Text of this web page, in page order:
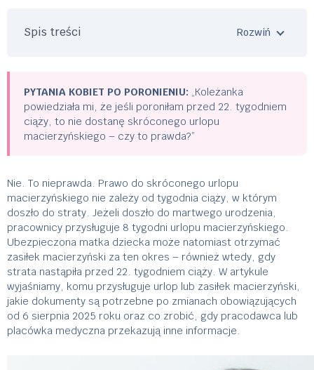
Spis treści
PYTANIA KOBIET PO PORONIENIU: „Koleżanka
powiedziała mi, że jeśli poroniłam przed 22. tygodniem
ciąży, to nie dostanę skróconego urlopu
macierzyńskiego – czy to prawda?”
Nie. To nieprawda. Prawo do skróconego urlopu
macierzyńskiego nie zależy od tygodnia ciąży, w którym
doszło do straty. Jeżeli doszło do martwego urodzenia,
pracownicy przysługuje 8 tygodni urlopu macierzyńskiego.
Ubezpieczona matka dziecka może natomiast otrzymać
zasiłek macierzyński za ten okres – również wtedy, gdy
strata nastąpiła przed 22. tygodniem ciąży. W artykule
wyjaśniamy, komu przysługuje urlop lub zasiłek macierzyński,
jakie dokumenty są potrzebne po zmianach obowiązujących
od 6 sierpnia 2025 roku oraz co zrobić, gdy pracodawca lub
placówka medyczna przekazują inne informacje.